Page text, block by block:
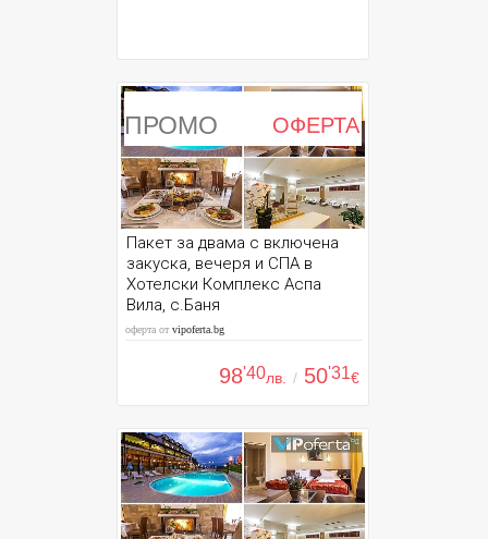
ПРОМО ОФЕРТА
Пакет за двама с включена
закуска, вечеря и СПА в
Хотелски Комплекс Аспа
Вила, с.Баня
оферта отvipoferta.bg
98'40лв. / 50'31€